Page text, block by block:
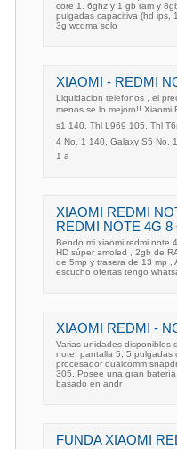
core 1. 6ghz y 1 gb ram y
pulgadas capacitiva (hd ips,
3g wcdma solo
XIAOMI - REDMI
Liquidacion telefonos , el
menos se lo mejoro!! Xiaomi
s1 140, Thl L969 105, Thl
4 No. 1 140, Galaxy S5 No.
1 a
XIAOMI REDMI
REDMI NOTE 4G 8
Bendo mi xiaomi redmi note
HD súper amoled , 2gb de
de 5mp y trasera de 13 mp ,
escucho ofertas tengo
XIAOMI REDMI -
Varias unidades disponibles
note. pantalla 5, 5 pulgadas
procesador qualcomm
305. Posee una gran batería
basado en andr
FUNDA XIAOMI